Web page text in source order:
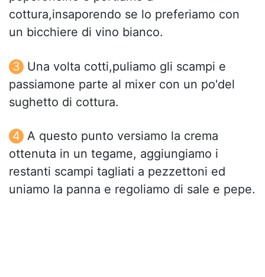
cottura,insaporendo se lo preferiamo con
un bicchiere di vino bianco.
Una volta cotti,puliamo gli scampi e
passiamone parte al mixer con un po'del
sughetto di cottura.
A questo punto versiamo la crema
ottenuta in un tegame, aggiungiamo i
restanti scampi tagliati a pezzettoni ed
uniamo la panna e regoliamo di sale e pepe.